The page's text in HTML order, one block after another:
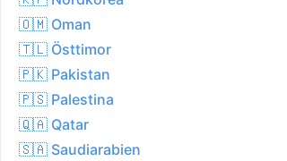
25.2°C
75%
10.4 kph
0.0 mm
🇴🇲 Oman
🇹🇱 Östtimor
🇵🇰 Pakistan
🇵🇸 Palestina
🇶🇦 Qatar
🇸🇦 Saudiarabien